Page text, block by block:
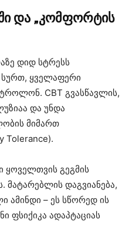
და „კომფორტის
დიდ სტრესს
სურთ, ყველაფერი
CBT გვასწავლის,
და უნდა
მიმართ
Tolerance).
ყოველთვის გეგმის
მატარებლის დაგვიანება,
ამინდი – ეს სწორედ ის
ფსიქიკა ადაპტაციას